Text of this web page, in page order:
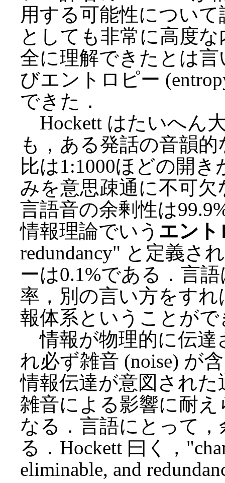
用する可能性につい
としても非常に高度
全に理解できたとは
びエントロピー
できた．
Hockett はたいへん
も，ある発話の音韻
比は1:1000ほどの開
みを意思疎通に不可
言語音の余剰性は
情報理論でいう エント
redundancy" と定義さ
ーは0.1%である．言
率，別の言い方をす
報体系ということが
情報が物理的に伝達
れ必ず雑音 (noise) が
情報伝達が意図され
雑音による影響に耐
なる．言語にとって
る．Hockett 曰く，
eliminable, and